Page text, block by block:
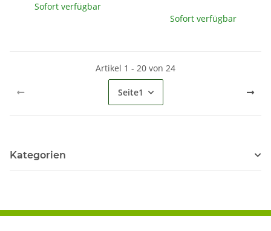
Sofort verfügbar
Sofort verfügbar
Artikel 1 - 20 von 24
Seite1
Kategorien